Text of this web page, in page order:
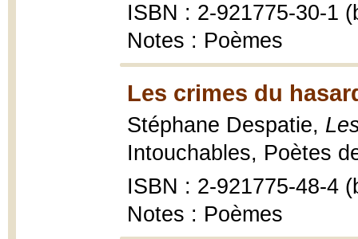
ISBN : 2-921775-30-1
Notes : Poèmes
Les crimes du
Stéphane Despatie,
Intouchables, Poètes
ISBN : 2-921775-48-4
Notes : Poèmes